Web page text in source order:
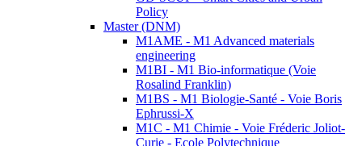
Policy
Master (DNM)
M1AME - M1 Advanced materials
engineering
M1BI - M1 Bio-informatique (Voie
Rosalind Franklin)
M1BS - M1 Biologie-Santé - Voie Boris
Ephrussi-X
M1C - M1 Chimie - Voie Fréderic Joliot-
Curie - Ecole Polytechnique